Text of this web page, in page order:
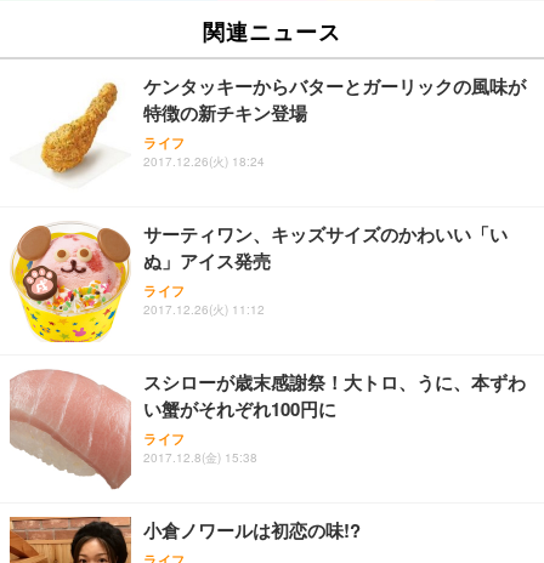
ュチェア 人間工学 疲れない ブラック
￥27,999
Sezlife オフィスチェア デスクチェア 疲れない テレ
ワーク チェア 強化バックレスト 30度ロッキング機
能 人間工学 椅子 腰サポート 90度跳ね上げ式アーム
務用 おしゃれ パソコンチェア (ブラック)
Sezlife オフィスチェア デスクチェア 疲れない テレ
ワーク チェア 強化バックレスト 30度ロッキング機
能 人間工学 椅子 腰サポート 90度跳ね上げ式アーム
務用 おしゃれ パソコンチェア (ホワイト)
ANDWINT オフィスチェア デスクチェア 肘なし メ
ッシュ 通気性 ランバーサポート付き 腰サポート ガ
ス圧無段階昇降 360度回転 キャスター付き コンパク
￥109,572
【純正品】27"ゲーミングモニター DualSense 充電
フック付き（CFI-ZDM1J）
【整備済み品】Dell E2724HS 27インチ 液晶モニタ
ー フルHD（1920×1080）VA 非光沢 HDMI/DisplayP
ort/VGA スピーカー内蔵 高さ調整 スイベル VESA対
【MiniLED/24.5inch/280Hz/FHD】GRAPHT THE S
HOOTER Gaming Monitor 24” Essential ゲーミン
グモニター QD 24.5インチ 1ms FHD 量子ドット 残
x2袋(84枚) ホワイト(吸収面:ライトブルー)
￥3,234
ネオ・ルーライフ ネオ・オムツ L 中型犬用 26枚入
り 単品
Smart Basic(スマートベーシック) 【Amazon.co.jp
限定】 Smart Basic アイリスオーヤマ ペットシーツ
超厚型 お徳用 ワイド 100枚入 (x 1) (ケース販売)
アイリスオーヤマ ペットシーツ 超厚型 お徳用 レギ
ュラー 200枚入【Amazon.co.jp限定】
関連ニュース
ケンタッキーからバターとガーリックの風味が
特徴の新チキン登場
ライフ
2017.12.26(火) 18:24
サーティワン、キッズサイズのかわいい「い
ぬ」アイス発売
ライフ
2017.12.26(火) 11:12
スシローが歳末感謝祭！大トロ、うに、本ずわ
い蟹がそれぞれ100円に
ライフ
2017.12.8(金) 15:38
小倉ノワールは初恋の味!?